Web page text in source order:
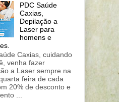
PDC Saúde
Caxias,
Depilação a
Laser para
homens e
Caxias, cuidando
venha fazer
a Laser sempre na
feira de cada
20% de desconto e
...